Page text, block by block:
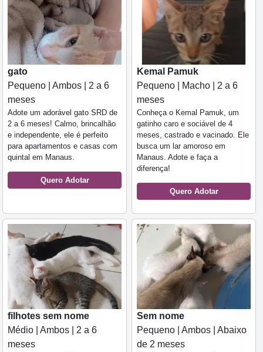
gato
Pequeno | Ambos | 2 a 6
meses
Adote um adorável gato SRD de
2 a 6 meses! Calmo, brincalhão
e independente, ele é perfeito
para apartamentos e casas com
quintal em Manaus.
Quero Adotar
Kemal Pamuk
Pequeno | Macho | 2 a 6
meses
Conheça o Kemal Pamuk, um
gatinho caro e sociável de 4
meses, castrado e vacinado. Ele
busca um lar amoroso em
Manaus. Adote e faça a
diferença!
Quero Adotar
filhotes sem nome
Médio | Ambos | 2 a 6
meses
Sem nome
Pequeno | Ambos | Abaixo
de 2 meses